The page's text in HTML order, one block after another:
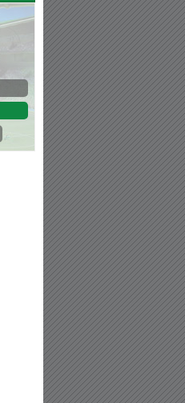
0 3
Bursaspor - Sepahan
Hazırlık Maçı
25 Temmuz 2019 Perşembe |